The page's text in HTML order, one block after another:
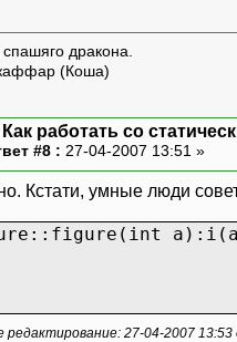
дракона.
(Коша)
Как работать со
#8 : 27-04-2007 13:51 »
Кстати, умные люди
редактирование: 27-04-2007